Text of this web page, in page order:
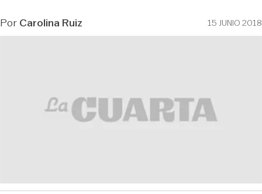
PorCarolina Ruiz 15 JUNIO 2018